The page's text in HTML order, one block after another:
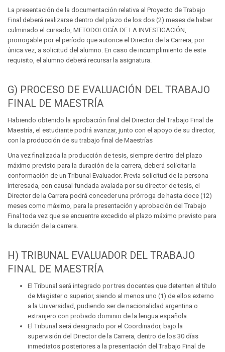
La presentación de la documentación relativa al Proyecto de Trabajo
Final deberá realizarse dentro del plazo de los dos (2) meses de haber
culminado el cursado, METODOLOGÍA DE LA INVESTIGACIÓN,
prorrogable por el período que autorice el Director de la Carrera, por
única vez, a solicitud del alumno. En caso de incumplimiento de este
requisito, el alumno deberá recursar la asignatura.
G) PROCESO DE EVALUACIÓN DEL TRABAJO
FINAL DE MAESTRÍA
Habiendo obtenido la aprobación final del Director del Trabajo Final de
Maestría, el estudiante podrá avanzar, junto con el apoyo de su director,
con la producción de su trabajo final de Maestrías
Una vez finalizada la producción de tesis, siempre dentro del plazo
máximo previsto para la duración de la carrera, deberá solicitar la
conformación de un Tribunal Evaluador. Previa solicitud de la persona
interesada, con causal fundada avalada por su director de tesis, el
Director de la Carrera podrá conceder una prórroga de hasta doce (12)
meses como máximo, para la presentación y aprobación del Trabajo
Final toda vez que se encuentre excedido el plazo máximo previsto para
la duración de la carrera.
H) TRIBUNAL EVALUADOR DEL TRABAJO
FINAL DE MAESTRÍA
El Tribunal será integrado por tres docentes que detenten el título
de Magister o superior, siendo al menos uno (1) de ellos externo
a la Universidad, pudiendo ser de nacionalidad argentina o
extranjero con probado dominio de la lengua española.
El Tribunal será designado por el Coordinador, bajo la
supervisión del Director de la Carrera, dentro de los 30 días
inmediatos posteriores a la presentación del Trabajo Final de